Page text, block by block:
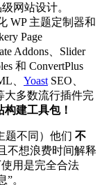
网站设计。
WP 主题定制器和
Page
Addons、Slider
和 ConvertPlus
、 Yoast SEO、
大多数流行插件完
建工具包！
题不同）他们 不
不想浪费时间解释
用是完全合法
。